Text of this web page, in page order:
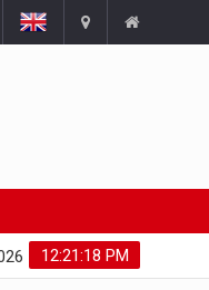
12:21:19 PM